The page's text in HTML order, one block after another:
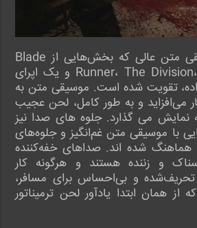
همه این‌ها با موسیقی متن عالی که بخش‌هایی از Blade
Runner، The Division، Stranger Things و یک اپرای
تقویت شده است. موسیقی متن به
می‌افزاید و به طور کامل، لحن عجیب
نمایش می گذارد. جلوه های صدا نیز
با موسیقی متن غم‌انگیز و جلوه‌های
شده اند. صداهای خفه‌کننده
و زننده هستند و هرگونه کار
و بی‌احساس برای مسافر،
همان ابتدا یادآور لحن ترمیناتور